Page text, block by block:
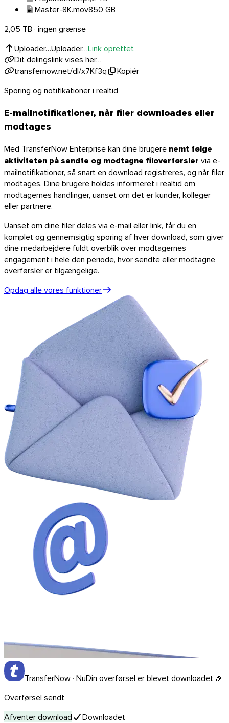
Android
Udvidelser
Chrome & Gmail
Master-8K.mov850 GB
2,05 TB · ingen grænse
Uploader…Uploader…Link oprettet
Dit delingslink vises her…
transfernow.net/dl/x7Kf3q
Kopiér
Sporing og notifikationer i realtid
E-mailnotifikationer, når filer downloades eller
modtages
Med TransferNow Enterprise kan dine brugere nemt følge
aktiviteten på sendte og modtagne filoverførsler via e-
mailnotifikationer, så snart en download registreres, og når filer
modtages. Dine brugere holdes informeret i realtid om
modtagernes handlinger, uanset om det er kunder, kolleger
eller partnere.
Uanset om dine filer deles via e-mail eller link, får du en
komplet og gennemsigtig sporing af hver download, som giver
dine medarbejdere fuldt overblik over modtagernes
engagement i hele den periode, hvor sendte eller modtagne
overførsler er tilgængelige.
Opdag alle vores funktioner
TransferNow · NuDin overførsel er blevet downloadet 🎉
Overførsel sendt
Afventer download
Downloadet